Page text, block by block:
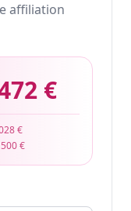
affiliation
€
€
€